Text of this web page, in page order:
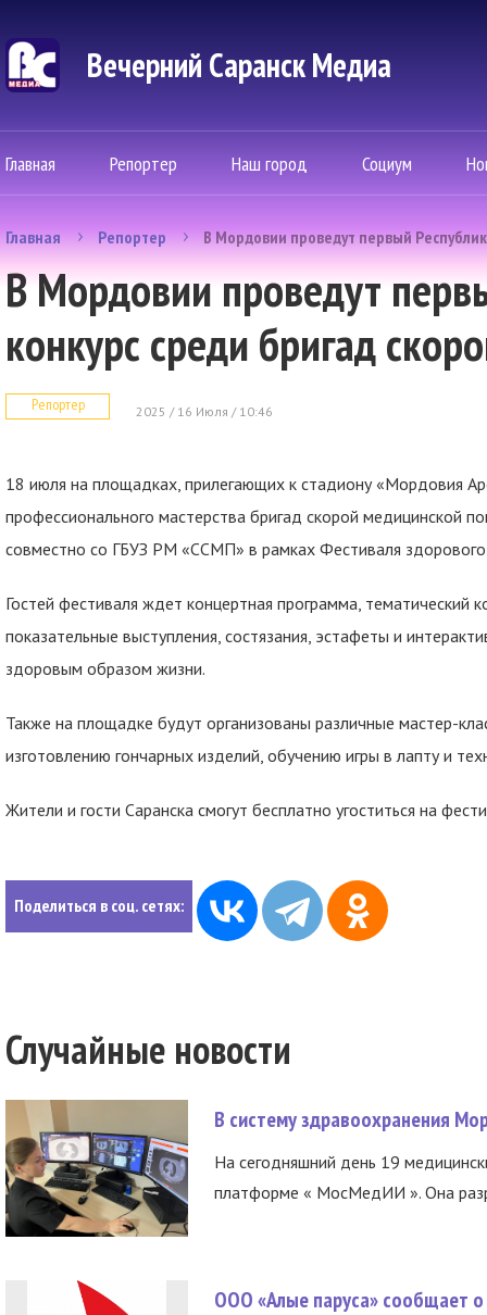
Вечерний Саранск Mедиа
Главная Репортер Наш город Социум
Главная Репортер В Мордовии проведут первый
В Мордовии проведут
конкурс среди бригад
Репортер 2025 / 16 Июля / 10:46
18 июля на площадках, прилегающих к стадиону «Мордовия
профессионального мастерства бригад скорой медицинской
совместно со ГБУЗ РМ «ССМП» в рамках Фестиваля
Гостей фестиваля ждет концертная программа, тематический
показательные выступления, состязания, эстафеты и
здоровым образом жизни.
Также на площадке будут организованы различные мастер-
изготовлению гончарных изделий, обучению игры в лапту и
Жители и гости Саранска смогут бесплатно угоститься на
Поделиться в соц. сетях:
Случайные новости
В систему здравоохранения
На сегодняшний день 19
платформе « МосМедИИ ». Она
ООО «Алые паруса» сообщает о